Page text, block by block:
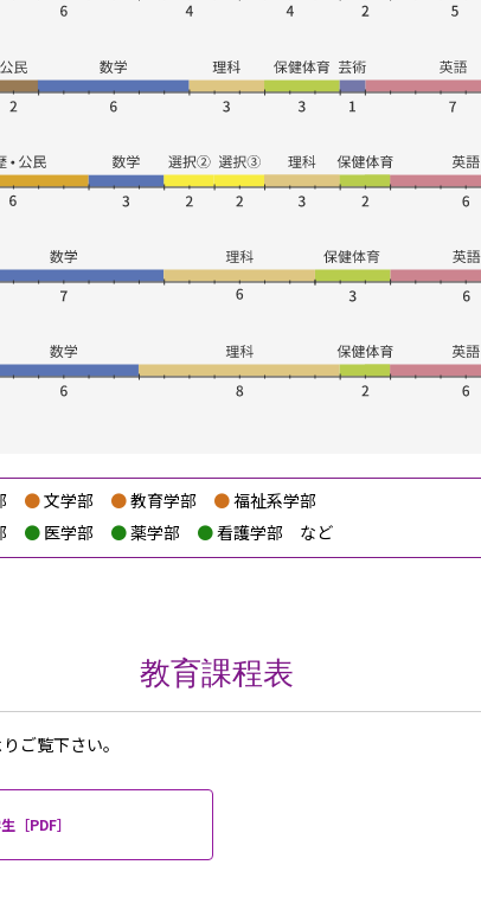
文学部 教育学部
福祉系学部
医学部 薬学部 看護学部 など
教育課程表
ご覧下さい。
［PDF］